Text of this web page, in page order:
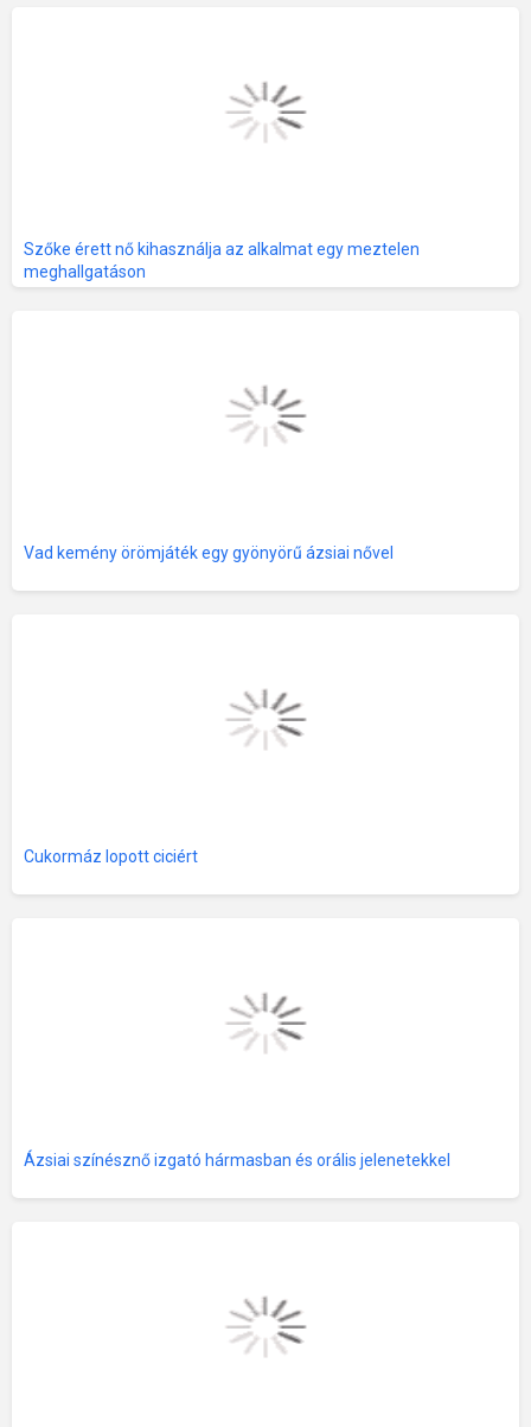
Szőke érett nő kihasználja az alkalmat egy meztelen
meghallgatáson
Vad kemény örömjáték egy gyönyörű ázsiai nővel
Cukormáz lopott ciciért
Ázsiai színésznő izgató hármasban és orális jelenetekkel